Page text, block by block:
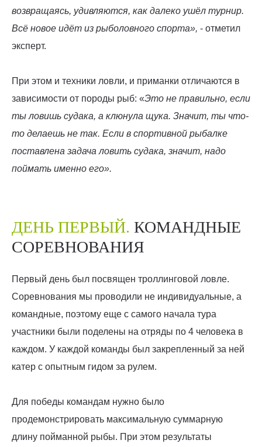
возвращаясь, удивляются, как далеко ушёл турнир.
Всё новое идёт из рыболовного спорта», - отметил
эксперт.
При этом и техники ловли, и приманки отличаются в
зависимости от породы рыб: «Это не правильно, если
ты ловишь судака, а клюнула щука. Значит, ты что-
то делаешь не так. Если в спортивной рыбалке
поставлена задача ловить судака, значит, надо
поймать именно его».
ДЕНЬ ПЕРВЫЙ. КОМАНДНЫЕ
СОРЕВНОВАНИЯ
Первый день был посвящен троллинговой ловле.
Соревнования мы проводили не индивидуальные, а
командные, поэтому еще с самого начала тура
участники были поделены на отряды по 4 человека в
каждом. У каждой команды был закрепленный за ней
катер с опытным гидом за рулем.
Для победы командам нужно было
продемонстрировать максимальную суммарную
длину пойманной рыбы. При этом результаты